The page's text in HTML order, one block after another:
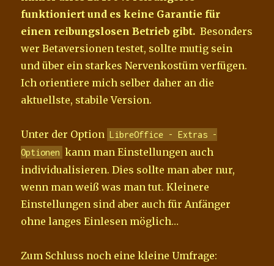
funktioniert und es keine Garantie für
einen reibungslosen Betrieb gibt. Besonders
wer Betaversionen testet, sollte mutig sein
und über ein starkes Nervenkostüm verfügen.
Ich orientiere mich selber daher an die
aktuellste, stabile Version.
Unter der Option LibreOffice - Extras -
Optionen kann man Einstellungen auch
individualisieren. Dies sollte man aber nur,
wenn man weiß was man tut. Kleinere
Einstellungen sind aber auch für Anfänger
ohne langes Einlesen möglich…
Zum Schluss noch eine kleine Umfrage: